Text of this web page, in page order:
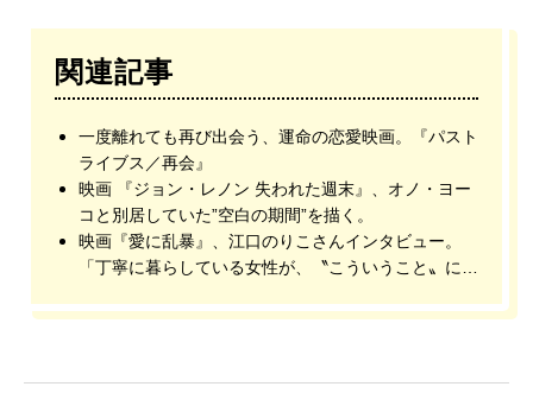
関連記事
一度離れても再び出会う、運命の恋愛映画。『パスト
ライブス／再会』
映画 『ジョン・レノン 失われた週末』、オノ・ヨー
コと別居していた”空白の期間”を描く。
映画『愛に乱暴』、江口のりこさんインタビュー。
「丁寧に暮らしている女性が、〝こういうこと〟にな